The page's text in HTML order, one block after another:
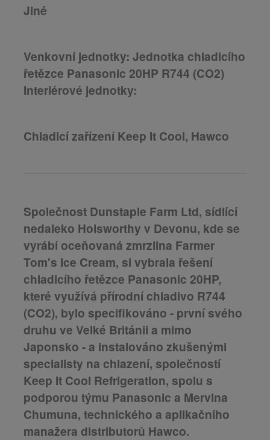
Jiné
Venkovní jednotky: Jednotka chladicího
řetězce Panasonic 20HP R744 (CO2)
Interiérové jednotky:
Chladicí zařízení Keep It Cool, Hawco
Společnost Dunstaple Farm Ltd, sídlící
nedaleko Holsworthy v Devonu, kde se
vyrábí oceňovaná zmrzlina Farmer
Tom's Ice Cream, si vybrala řešení
chladicího řetězce Panasonic 20HP,
které využívá přírodní chladivo R744
(CO2), bylo specifikováno - první svého
druhu ve Velké Británii a mimo
Japonsko - a instalováno zkušenými
specialisty na chlazení, společností
Keep It Cool Refrigeration, spolu s
podporou týmu Panasonic a Mervina
Chumuna, technického a aplikačního
manažera distributorů Hawco.